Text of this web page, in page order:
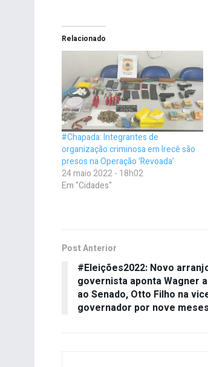
Relacionado
#Chapada: Integrantes de
organização criminosa em Irecê são
presos na Operação ‘Revoada’
24 maio 2022 - 18h02
Em "Cidades"
Post Anterior
#Eleições2022: Novo
governista aponta Wagner
ao Senado, Otto Filho na
governador por nove meses